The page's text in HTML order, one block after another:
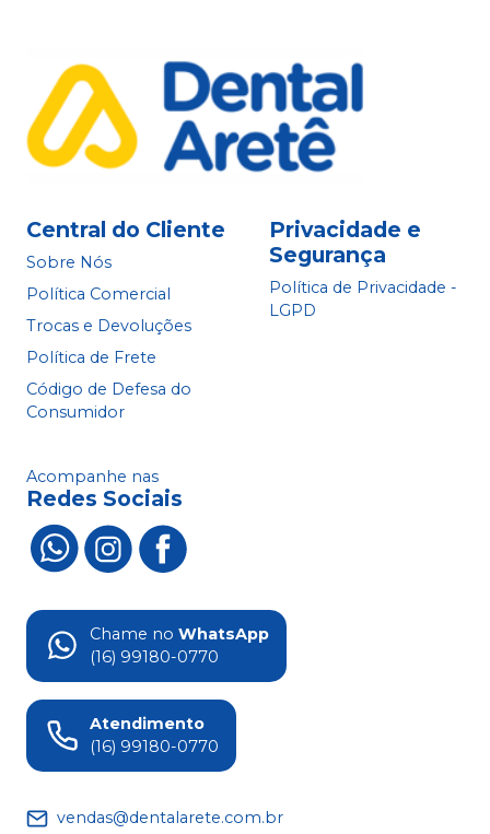
Central do Cliente
Sobre Nós
Política Comercial
Trocas e Devoluções
Política de Frete
Código de Defesa do
Consumidor
Privacidade e
Segurança
Política de Privacidade -
LGPD
Acompanhe nas
Redes Sociais
Chame no WhatsApp
(16) 99180-0770
Atendimento
(16) 99180-0770
vendas@dentalarete.com.br